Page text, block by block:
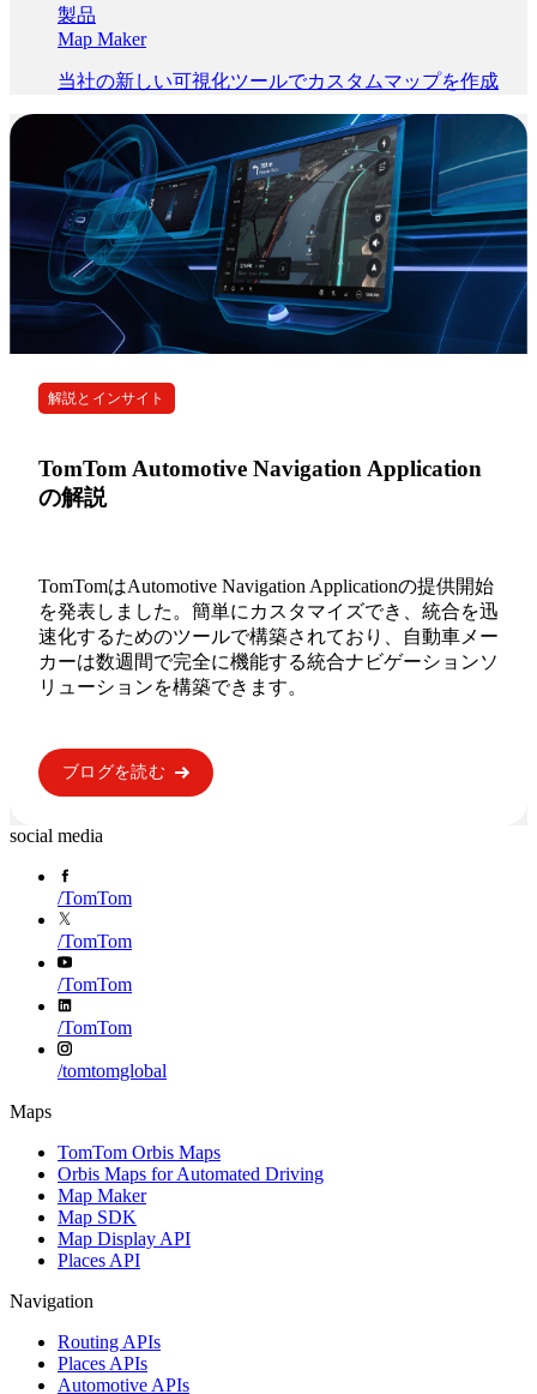
製品
Map Maker
当社の新しい可視化ツールでカスタムマップを作成
解説とインサイト
TomTom Automotive Navigation Application
の解説
TomTomはAutomotive Navigation Applicationの提供開始
を発表しました。簡単にカスタマイズでき、統合を迅
速化するためのツールで構築されており、自動車メー
カーは数週間で完全に機能する統合ナビゲーションソ
リューションを構築できます。
ブログを読む
social media
/TomTom
/TomTom
/TomTom
/TomTom
/tomtomglobal
Maps
TomTom Orbis Maps
Orbis Maps for Automated Driving
Map Maker
Map SDK
Map Display API
Places API
Navigation
Routing APIs
Places APIs
Automotive APIs